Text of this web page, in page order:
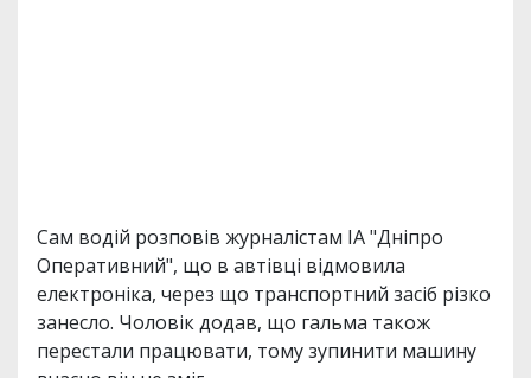
Сам водій розповів журналістам ІА "Дніпро
Оперативний", що в автівці відмовила
електроніка, через що транспортний засіб різко
занесло. Чоловік додав, що гальма також
перестали працювати, тому зупинити машину